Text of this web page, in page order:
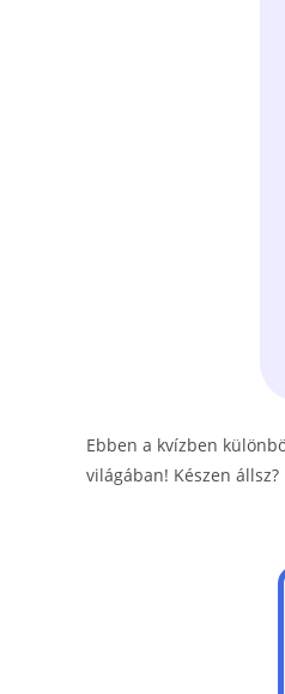
Ebben a kvízben
világában! Készen állsz?